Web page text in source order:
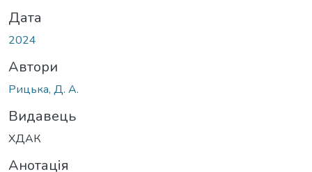
Дата
2024
Автори
Рицька, Д. А.
Видавець
ХДАК
Анотація